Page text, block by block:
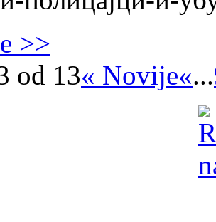
>>
od 13« Novije«...